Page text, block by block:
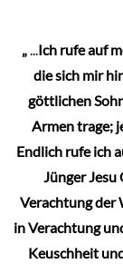
„...Ich rufe auf
die sich mir
göttlichen
Armen trage;
Endlich rufe ich
Jünger Jesu
Verachtung der
in Verachtung
Keuschheit